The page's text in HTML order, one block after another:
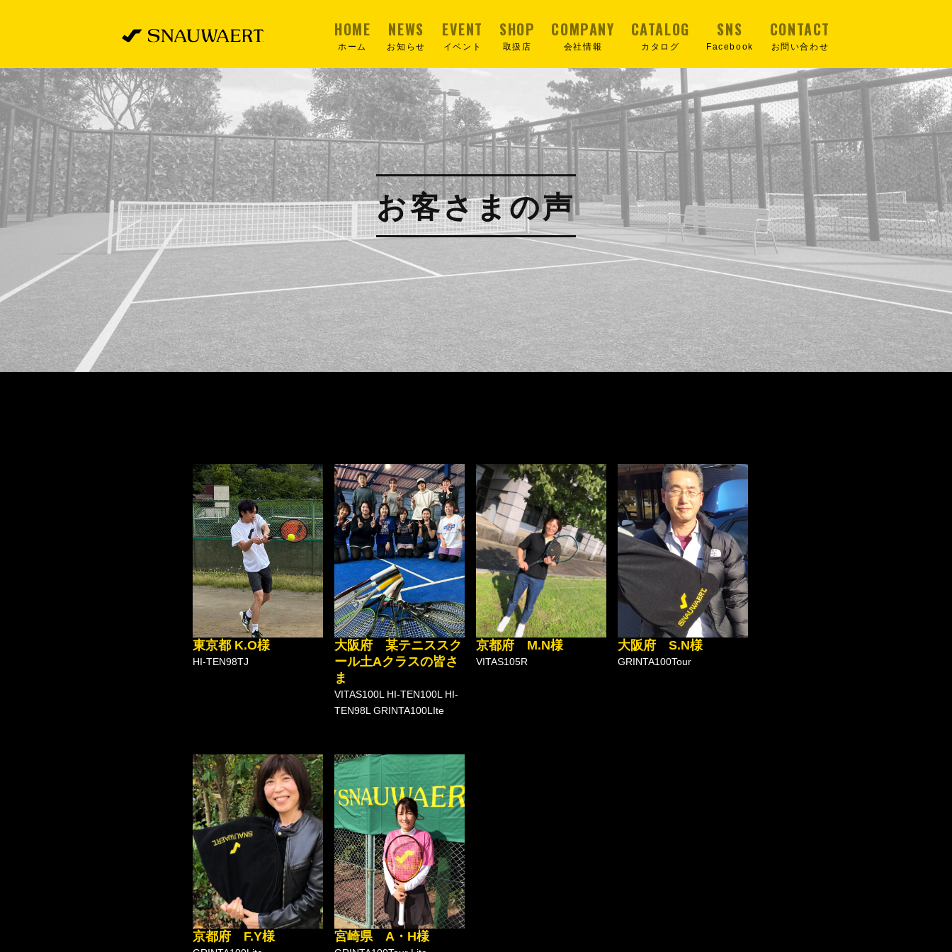
HOME
ホーム
NEWS
お知らせ
EVENT
イベント
SHOP
取扱店
COMPANY
会社情報
CATALOG
カタログ
SNS
Facebook
CONTACT
お問い合わせ
お客さまの声
東京都 K.O様
HI-TEN98TJ
大阪府 某テニススク
ール土Aクラスの皆さ
ま
VITAS100L HI-TEN100L HI-
TEN98L GRINTA100LIte
京都府 M.N様
VITAS105R
大阪府 S.N様
GRINTA100Tour
京都府 F.Y様 宮崎県 A・H様